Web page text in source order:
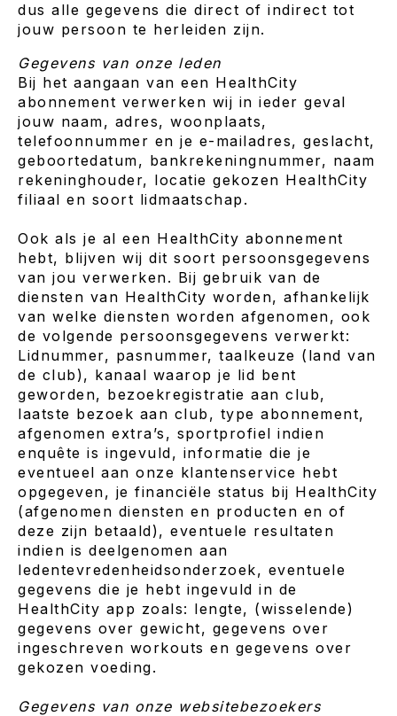
dus alle gegevens die direct of indirect tot
jouw persoon te herleiden zijn.
Gegevens van onze leden
Bij het aangaan van een HealthCity
abonnement verwerken wij in ieder geval
jouw naam, adres, woonplaats,
telefoonnummer en je e-mailadres, geslacht,
geboortedatum, bankrekeningnummer, naam
rekeninghouder, locatie gekozen HealthCity
filiaal en soort lidmaatschap.
Ook als je al een HealthCity abonnement
hebt, blijven wij dit soort persoonsgegevens
van jou verwerken. Bij gebruik van de
diensten van HealthCity worden, afhankelijk
van welke diensten worden afgenomen, ook
de volgende persoonsgegevens verwerkt:
Lidnummer, pasnummer, taalkeuze (land van
de club), kanaal waarop je lid bent
geworden, bezoekregistratie aan club,
laatste bezoek aan club, type abonnement,
afgenomen extra’s, sportprofiel indien
enquête is ingevuld, informatie die je
eventueel aan onze klantenservice hebt
opgegeven, je financiële status bij HealthCity
(afgenomen diensten en producten en of
deze zijn betaald), eventuele resultaten
indien is deelgenomen aan
ledentevredenheidsonderzoek, eventuele
gegevens die je hebt ingevuld in de
HealthCity app zoals: lengte, (wisselende)
gegevens over gewicht, gegevens over
ingeschreven workouts en gegevens over
gekozen voeding.
Gegevens van onze websitebezoekers